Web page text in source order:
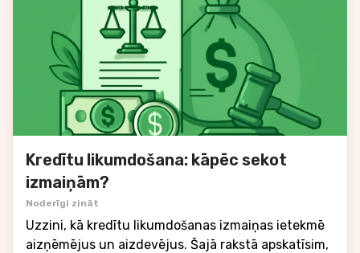
Kredītu likumdošana: kāpēc sekot
izmaiņām?
Noderīgi zināt
Uzzini, kā kredītu likumdošanas izmaiņas ietekmē
aizņēmējus un aizdevējus. Šajā rakstā apskatīsim,